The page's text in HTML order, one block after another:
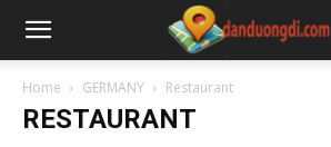
Home GERMANY Restaurant
RESTAURANT